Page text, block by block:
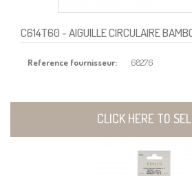
C614T60- AIGUILLE CIRCULAIRE
Reference fournisseur: 68276
CLICK HERE TO